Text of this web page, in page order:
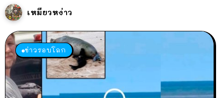
เหมียวหง่าว
ข่าวรอบโลก